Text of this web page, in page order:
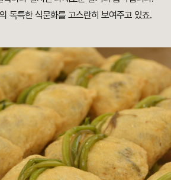
독특한 식문화를 고스란히 보여주고 있죠.